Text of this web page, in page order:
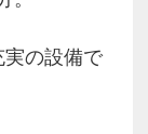
の設備で
な空気を